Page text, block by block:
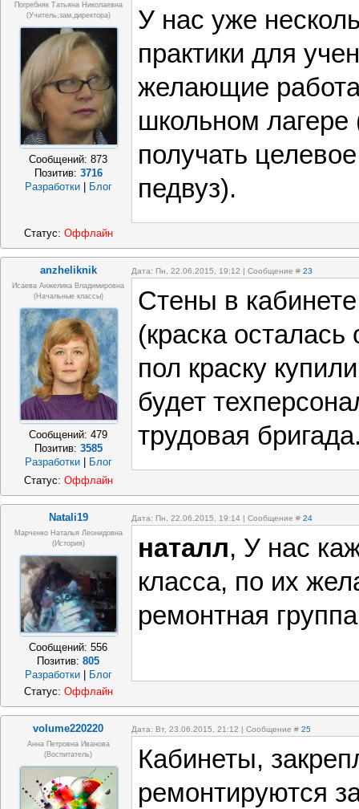
Погребняк Татьяна Николаевна
(Учитель,зам.директора)
Сообщений:873
Позитив: 3716
Разработки
Блог
У нас уже
практики для
желающие
школьном лагере
получать
педвуз).
Статус: Оффлайн
anzheliknik Дата: Пн, 22.06.2015, 19:12 | Сообщение # 23
Исаева Анжелика Владимировна
(начальные классы)
Сообщений:479
Позитив: 3585
Разработки
Блог
Стены в
(краска
пол краску
будет
трудовая
Статус: Оффлайн
Natali19 Дата: Пн, 22.06.2015, 19:14 | Сообщение # 24
Марченко Наталья Леонидовна
(история)
Сообщений:556
Позитив:805
Разработки
Блог
наталл, У нас
класса, по их
ремонтная
Статус: Оффлайн
volume220220 Дата: Вт, 23.06.2015, 21:12 | Сообщение # 25
Анна Петровна Иванова
(воспитатель)
Кабинеты,
ремонтируются